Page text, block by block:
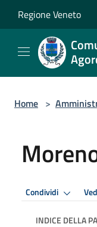
Regione Veneto
Home >
Condividi
INDICE DELLA